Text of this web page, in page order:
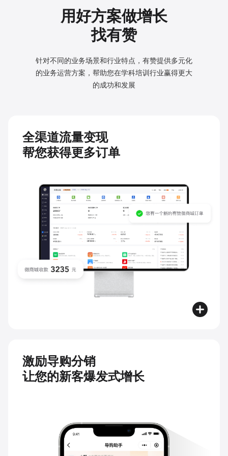
用好方案做增长
找有赞
针对不同的业务场景和行业特点，有赞提供多元化
的业务运营方案，帮助您在学科培训行业赢得更大
的成功和发展
全渠道流量变现
帮您获得更多订单
激励导购分销
让您的新客爆发式增长